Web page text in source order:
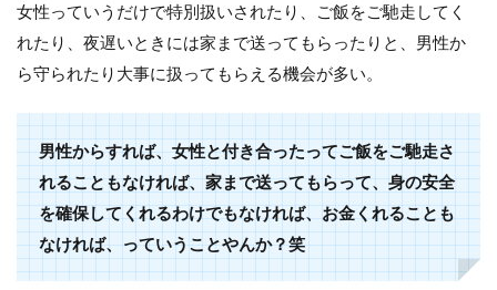
女性っていうだけで特別扱いされたり、ご飯をご馳走してく
れたり、夜遅いときには家まで送ってもらったりと、男性か
ら守られたり大事に扱ってもらえる機会が多い。
男性からすれば、女性と付き合ったってご飯をご馳走さ
れることもなければ、家まで送ってもらって、身の安全
を確保してくれるわけでもなければ、お金くれることも
なければ、っていうことやんか？笑